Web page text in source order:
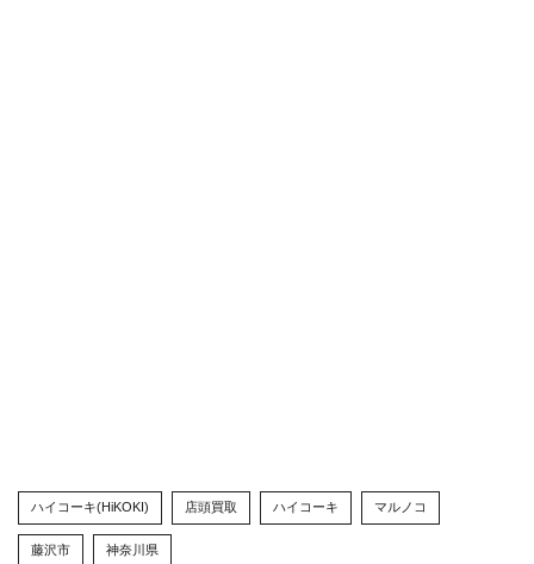
ハイコーキ(HiKOKI) 店頭買取 ハイコーキ マルノコ
藤沢市 神奈川県